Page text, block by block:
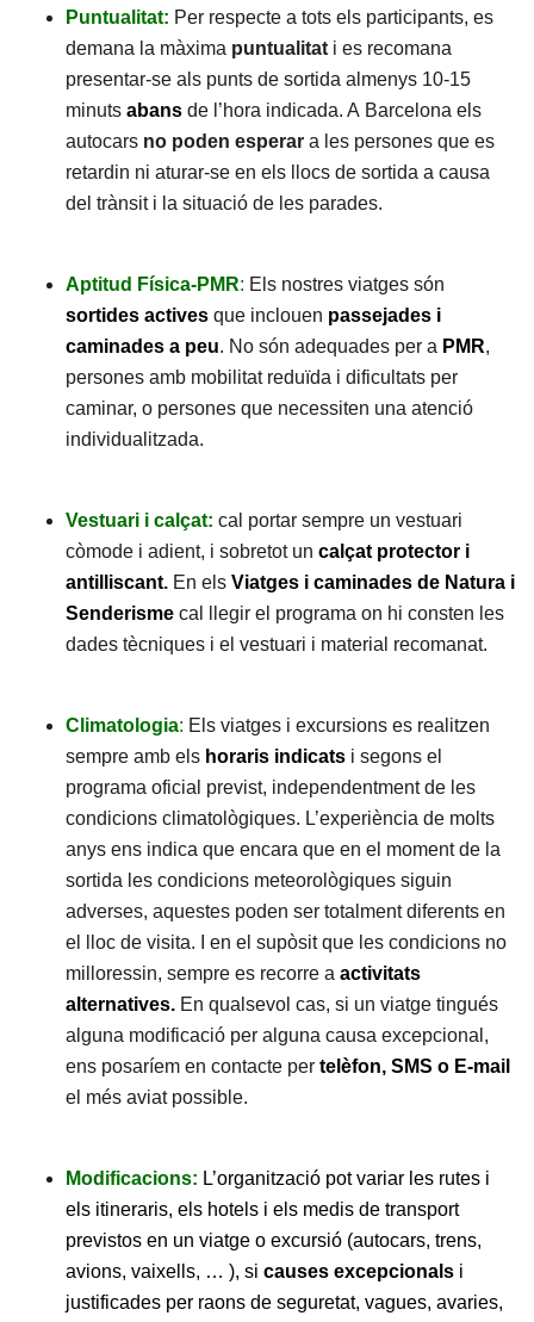
Puntualitat: Per respecte a tots els participants, es
demana la màxima puntualitat i es recomana
presentar-se als punts de sortida almenys 10-15
minuts abans de l’hora indicada. A Barcelona els
autocars no poden esperar a les persones que es
retardin ni aturar-se en els llocs de sortida a causa
del trànsit i la situació de les parades.
Aptitud Física-PMR: Els nostres viatges són
sortides actives que inclouen passejades i
caminades a peu. No són adequades per a PMR,
persones amb mobilitat reduïda i dificultats per
caminar, o persones que necessiten una atenció
individualitzada.
Vestuari i calçat: cal portar sempre un vestuari
còmode i adient, i sobretot un calçat protector i
antilliscant. En els Viatges i caminades de Natura i
Senderisme cal llegir el programa on hi consten les
dades tècniques i el vestuari i material recomanat.
Climatologia: Els viatges i excursions es realitzen
sempre amb els horaris indicats i segons el
programa oficial previst, independentment de les
condicions climatològiques. L’experiència de molts
anys ens indica que encara que en el moment de la
sortida les condicions meteorològiques siguin
adverses, aquestes poden ser totalment diferents en
el lloc de visita. I en el supòsit que les condicions no
milloressin, sempre es recorre a activitats
alternatives. En qualsevol cas, si un viatge tingués
alguna modificació per alguna causa excepcional,
ens posaríem en contacte per telèfon, SMS o E-mail
el més aviat possible.
Modificacions: L’organització pot variar les rutes i
els itineraris, els hotels i els medis de transport
previstos en un viatge o excursió (autocars, trens,
avions, vaixells, … ), si causes excepcionals i
justificades per raons de seguretat, vagues, avaries,